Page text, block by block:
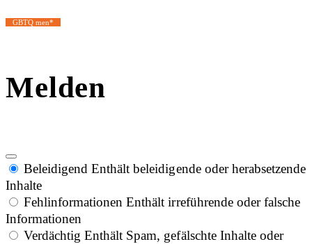
GBTQ men*
Melden
Beleidigend Enthält beleidigende oder herabsetzende
Inhalte
Fehlinformationen Enthält irreführende oder falsche
Informationen
Verdächtig Enthält Spam, gefälschte Inhalte oder